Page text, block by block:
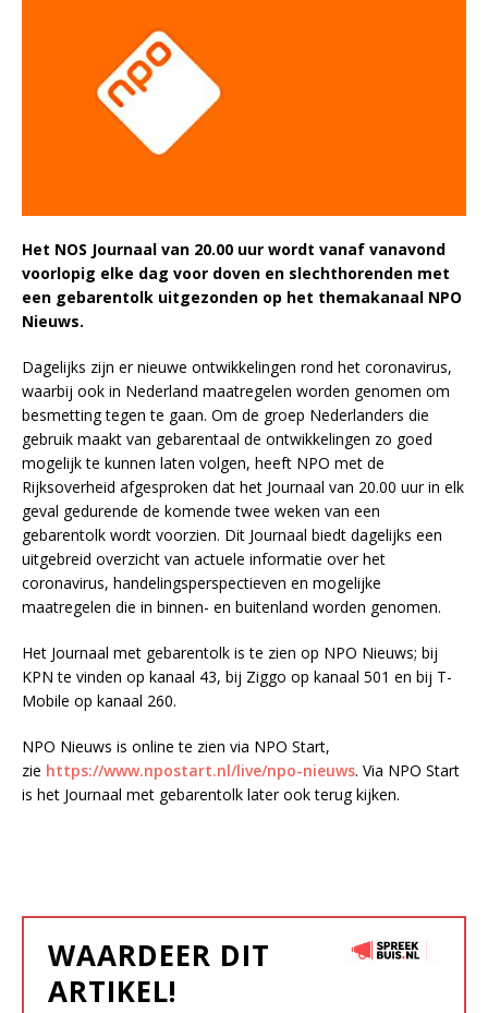
Het NOS Journaal van 20.00 uur wordt vanaf vanavond
voorlopig elke dag voor doven en slechthorenden met
een gebarentolk uitgezonden op het themakanaal NPO
Nieuws.
Dagelijks zijn er nieuwe ontwikkelingen rond het coronavirus,
waarbij ook in Nederland maatregelen worden genomen om
besmetting tegen te gaan. Om de groep Nederlanders die
gebruik maakt van gebarentaal de ontwikkelingen zo goed
mogelijk te kunnen laten volgen, heeft NPO met de
Rijksoverheid afgesproken dat het Journaal van 20.00 uur in elk
geval gedurende de komende twee weken van een
gebarentolk wordt voorzien. Dit Journaal biedt dagelijks een
uitgebreid overzicht van actuele informatie over het
coronavirus, handelingsperspectieven en mogelijke
maatregelen die in binnen- en buitenland worden genomen.
Het Journaal met gebarentolk is te zien op NPO Nieuws; bij
KPN te vinden op kanaal 43, bij Ziggo op kanaal 501 en bij T-
Mobile op kanaal 260.
NPO Nieuws is online te zien via NPO Start,
zie https://www.npostart.nl/live/npo-nieuws. Via NPO Start
is het Journaal met gebarentolk later ook terug kijken.
WAARDEER DIT
ARTIKEL!